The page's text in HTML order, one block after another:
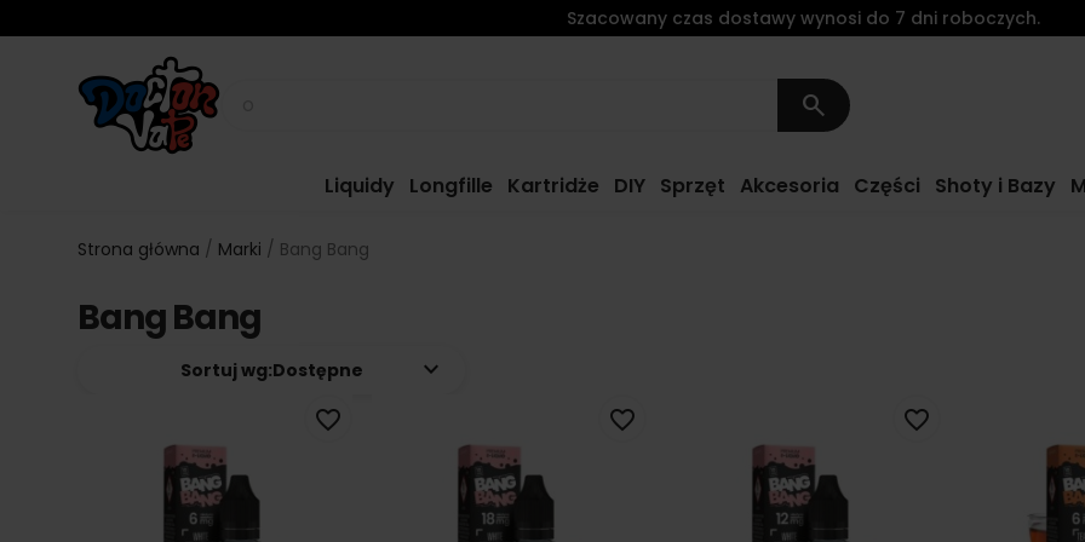
search
Liquidy Longfille Kartridże DIY Sprzęt Akcesoria Części Shoty i Bazy
Szacowany czas dostawy wynosi do 7 dni roboczych.
Strona główna Marki Bang Bang
Bang Bang
Sortuj wg:Dostępne keyboard_arrow_down
favorite_border favorite_border favorite_border